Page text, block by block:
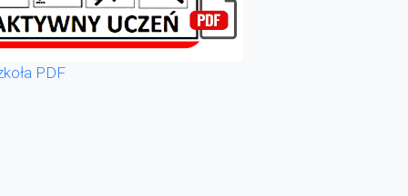
PDF